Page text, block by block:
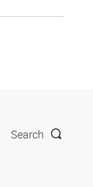
Search